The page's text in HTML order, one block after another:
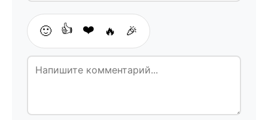
🙂 👍 ❤️ 🔥 🎉